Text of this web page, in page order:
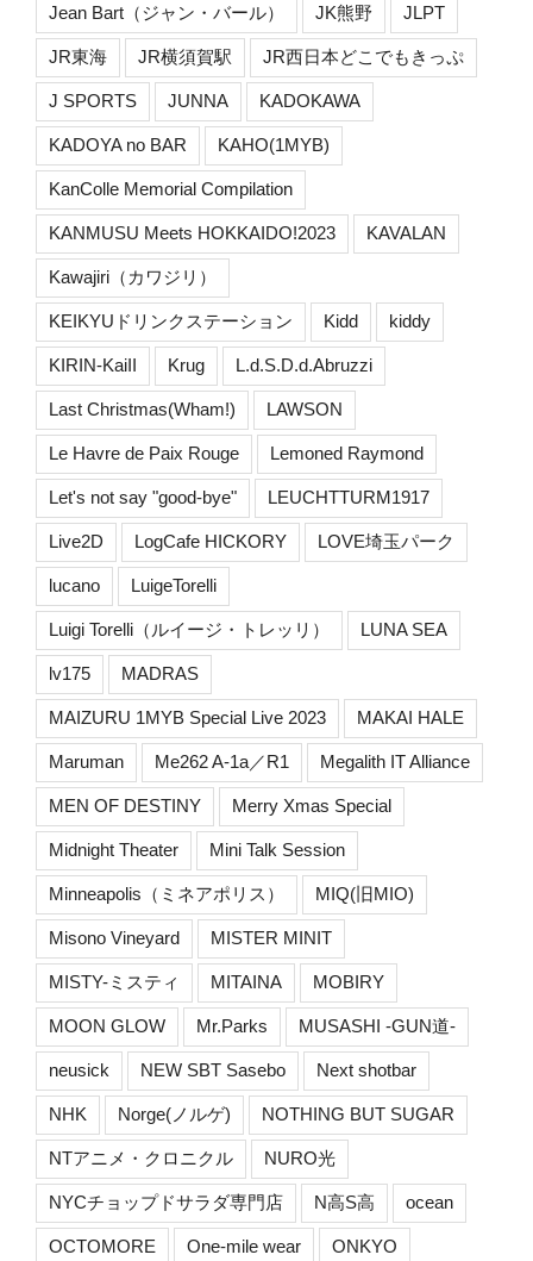
Jean Bart（ジャン・バール） JK熊野 JLPT
JR東海 JR横須賀駅 JR西日本どこでもきっぷ
J SPORTS JUNNA KADOKAWA
KADOYA no BAR KAHO(1MYB)
KanColle Memorial Compilation
KANMUSU Meets HOKKAIDO!2023 KAVALAN
Kawajiri（カワジリ）
KEIKYUドリンクステーション Kidd kiddy
KIRIN-KaiII Krug L.d.S.D.d.Abruzzi
Last Christmas(Wham!) LAWSON
Le Havre de Paix Rouge Lemoned Raymond
Let's not say "good-bye" LEUCHTTURM1917
Live2D LogCafe HICKORY LOVE埼玉パーク
lucano LuigeTorelli
Luigi Torelli（ルイージ・トレッリ） LUNA SEA
lv175 MADRAS
MAIZURU 1MYB Special Live 2023 MAKAI HALE
Maruman Me262 A-1a／R1 Megalith IT Alliance
MEN OF DESTINY Merry Xmas Special
Midnight Theater Mini Talk Session
Minneapolis（ミネアポリス） MIQ(旧MIO)
Misono Vineyard MISTER MINIT
MISTY-ミスティ MITAINA MOBIRY
MOON GLOW Mr.Parks MUSASHI -GUN道-
neusick NEW SBT Sasebo Next shotbar
NHK Norge(ノルゲ) NOTHING BUT SUGAR
NTアニメ・クロニクル NURO光
NYCチョップドサラダ専門店 N高S高 ocean
OCTOMORE One-mile wear ONKYO